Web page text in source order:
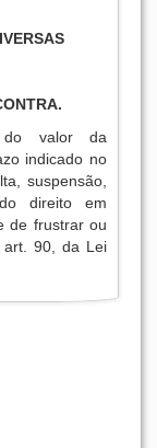
valor da
indicado no
suspensão,
direito em
de frustrar ou
art. 90, da Lei